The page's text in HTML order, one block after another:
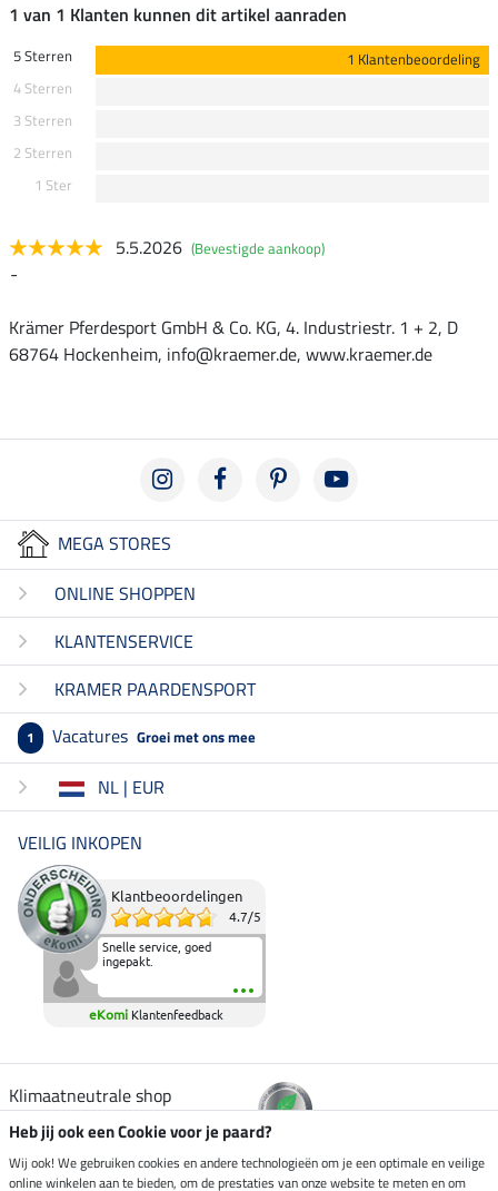
1 van 1 Klanten kunnen dit artikel aanraden
5 Sterren
1 Klantenbeoordeling
4 Sterren
3 Sterren
2 Sterren
1 Ster
5.5.2026 (Bevestigde aankoop)
-
Krämer Pferdesport GmbH & Co. KG, 4. Industriestr. 1 + 2, D
68764 Hockenheim, info@kraemer.de, www.kraemer.de
MEGA STORES
ONLINE SHOPPEN
KLANTENSERVICE
KRAMER PAARDENSPORT
1 Vacatures Groei met ons mee
NL | EUR
VEILIG INKOPEN
Klantbeoordelingen
4.7/5
Snelle service, goed
ingepakt.
eKomi Klantenfeedback
Klimaatneutrale shop
Verzending per
Heb jij ook een Cookie voor je paard?
Wij ook! We gebruiken cookies en andere technologieën om je een optimale en veilige
online winkelen aan te bieden, om de prestaties van onze website te meten en om